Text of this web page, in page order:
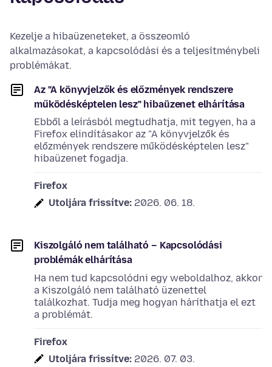
Kezelje a hibaüzeneteket, a összeomló
alkalmazásokat, a kapcsolódási és a teljesítménybeli
problémákat.
Az "A könyvjelzők és előzmények rendszere
működésképtelen lesz" hibaüzenet elhárítása
Ebből a leírásból megtudhatja, mit tegyen, ha a
Firefox elindításakor az "A könyvjelzők és
előzmények rendszere működésképtelen lesz"
hibaüzenet fogadja.
Firefox
Utoljára frissítve: 2026. 06. 18.
Kiszolgáló nem található – Kapcsolódási
problémák elhárítása
Ha nem tud kapcsolódni egy weboldalhoz, akkor
a Kiszolgáló nem található üzenettel
találkozhat. Tudja meg hogyan háríthatja el ezt
a problémát.
Firefox
Utoljára frissítve: 2026. 07. 03.